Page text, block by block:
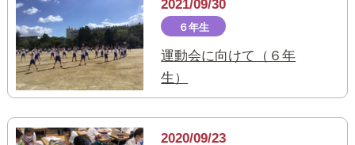
2021/09/30
６年生
運動会に向けて（６年
生）
2020/09/23